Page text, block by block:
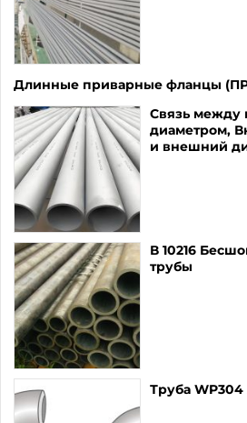
Длинные приварные фланцы
Связь между
диаметром,
и внешний
В 10216
трубы
Труба